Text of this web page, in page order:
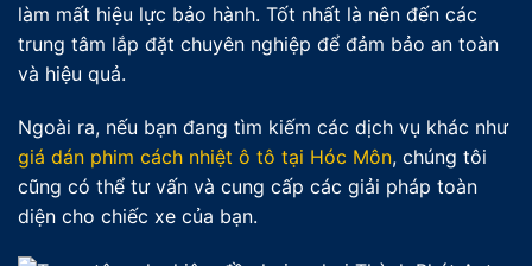
làm mất hiệu lực bảo hành. Tốt nhất là nên đến các
trung tâm lắp đặt chuyên nghiệp để đảm bảo an toàn
và hiệu quả.
Ngoài ra, nếu bạn đang tìm kiếm các dịch vụ khác như
giá dán phim cách nhiệt ô tô tại Hóc Môn, chúng tôi
cũng có thể tư vấn và cung cấp các giải pháp toàn
diện cho chiếc xe của bạn.